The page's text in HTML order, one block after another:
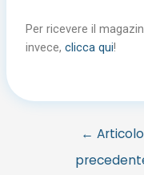
Per ricevere il
invece,clicca qui!
← Articolo